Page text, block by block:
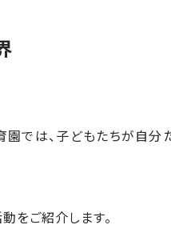
では、子どもたちが自分
をご紹介します。